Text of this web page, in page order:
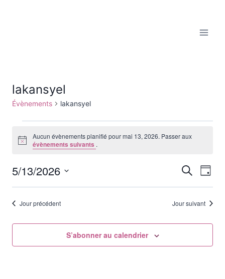
lakansyel
Évènements lakansyel
Évènements
for
mai
Notice
Aucun évènements planifié pour mai 13, 2026. Passer aux
évènements suivants .
Recherche
de
Jour
5/13/2026
Sélectionnez
date.
Jour précédent Jour suivant
S’abonner au calendrier